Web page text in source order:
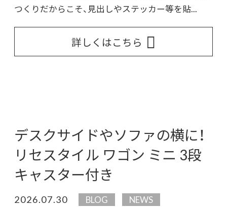
つくりだからこそ、見出しやステッカー等を貼...
詳しくはこちら
デスクサイドやソファの横に！
リセスタイル ワゴン ミニ 3段
キャスター付き
2026.07.30 BLOG NEWS